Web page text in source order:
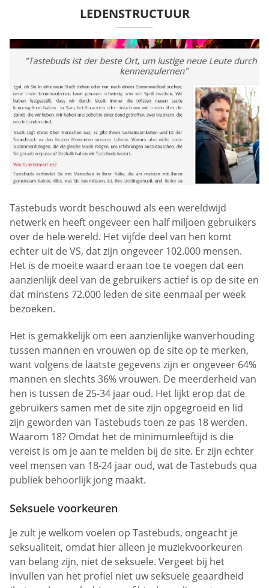
LEDENSTRUCTUUR
Tastebuds wordt beschouwd als een wereldwijd
netwerk en heeft ongeveer een half miljoen gebruikers
over de hele wereld. Het vijfde deel van hen komt
echter uit de VS, dat zijn ongeveer 102.000 mensen.
Het is de moeite waard eraan toe te voegen dat een
aanzienlijk deel van de gebruikers actief is op de site en
dat minstens 72.000 leden de site eenmaal per week
bezoeken.
Het is gemakkelijk om een aanzienlijke wanverhouding
tussen mannen en vrouwen op de site op te merken,
want volgens de laatste gegevens zijn er ongeveer 64%
mannen en slechts 36% vrouwen. De meerderheid van
hen is tussen de 25-34 jaar oud. Het lijkt erop dat de
gebruikers samen met de site zijn opgegroeid en lid
zijn geworden van Tastebuds toen ze pas 18 werden.
Waarom 18? Omdat het de minimumleeftijd is die
vereist is om je aan te melden bij de site. Er zijn echter
veel mensen van 18-24 jaar oud, wat de Tastebuds qua
publiek behoorlijk jong maakt.
Seksuele voorkeuren
Je zult je welkom voelen op Tastebuds, ongeacht je
seksualiteit, omdat hier alleen je muziekvoorkeuren
van belang zijn, niet de seksuele. Vergeet bij het
invullen van het profiel niet uw seksuele geaardheid